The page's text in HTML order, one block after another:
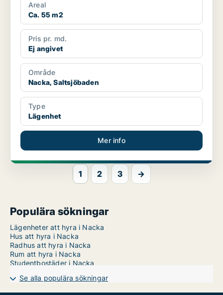
Areal
Ca. 55 m2
Pris pr. md.
Ej angivet
Område
Nacka, Saltsjöbaden
Type
Lägenhet
Mer info
1 2 3 →
Populära sökningar
Lägenheter att hyra i Nacka
Hus att hyra i Nacka
Radhus att hyra i Nacka
Rum att hyra i Nacka
Studentbostäder i Nacka
Se alla populära sökningar